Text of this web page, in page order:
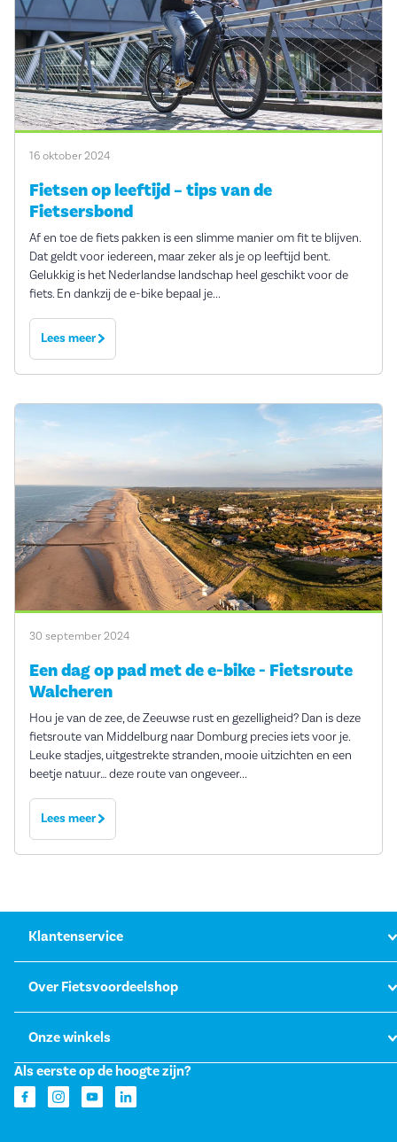
16 oktober 2024
Fietsen op leeftijd – tips van de
Fietsersbond
Af en toe de fiets pakken is een slimme manier om fit te blijven.
Dat geldt voor iedereen, maar zeker als je op leeftijd bent.
Gelukkig is het Nederlandse landschap heel geschikt voor de
fiets. En dankzij de e-bike bepaal je...
Lees meer
30 september 2024
Een dag op pad met de e-bike - Fietsroute
Walcheren
Hou je van de zee, de Zeeuwse rust en gezelligheid? Dan is deze
fietsroute van Middelburg naar Domburg precies iets voor je.
Leuke stadjes, uitgestrekte stranden, mooie uitzichten en een
beetje natuur… deze route van ongeveer...
Lees meer
Klantenservice
Over Fietsvoordeelshop
Onze winkels
Als eerste op de hoogte zijn?